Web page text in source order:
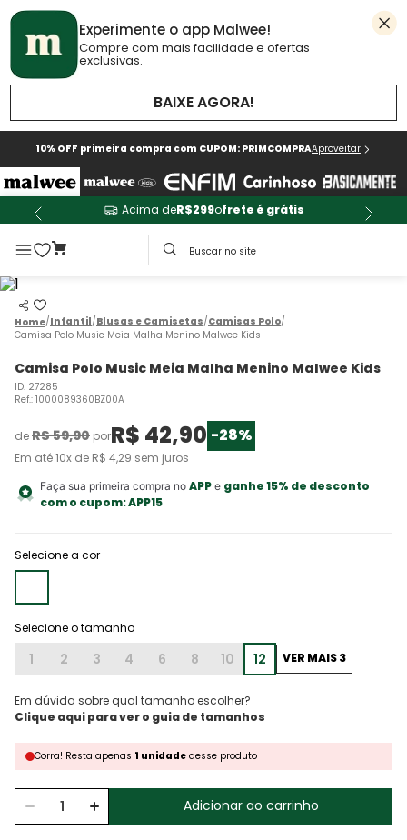
Experimente o app Malwee!
Compre com mais facilidade e ofertas
exclusivas.
BAIXE AGORA!
10% OFF primeira compra com CUPOM: PRIMCOMPRAAproveitar
Acima deR$299ofrete é grátis
Buscar no site
Infantil Blusas e Camisetas Camisas Polo
Camisa Polo Music Meia Malha Menino Malwee Kids
Camisa Polo Music Meia Malha Menino Malwee Kids
ID: 27285
Ref.: 1000089360BZ00A
deR$59,90 porR$ 42,90 -28%
Em até10x de R$ 4,29 sem juros
Faça sua primeira compra no APPe ganhe 15% de desconto
com o cupom:APP15
Selecione a cor
1 2 3 4 6 8 10 12 VER MAIS 3
Em dúvida sobre qual tamanho escolher?
Corra! Resta apenas 1 unidade desse produto
Adicionar ao carrinho